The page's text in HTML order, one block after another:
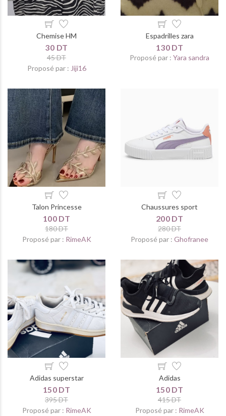
Chemise HM
30 DT
45 DT
Proposé par : Jiji16
Espadrilles zara
130 DT
Proposé par : Yara sandra
Talon Princesse
100 DT
180 DT
Proposé par : RimeAK
Chaussures sport
200 DT
280 DT
Proposé par : Ghofranee
Adidas superstar
150 DT
395 DT
Proposé par : RimeAK
Adidas
150 DT
415 DT
Proposé par : RimeAK